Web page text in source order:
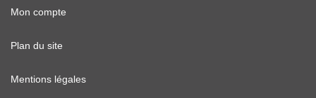
Mon compte
Plan du site
Mentions légales